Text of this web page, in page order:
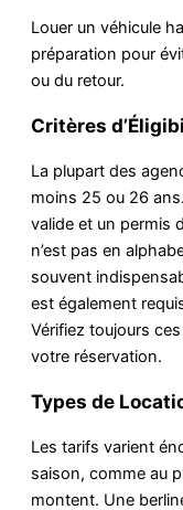
Louer un véhicule
préparation pour
ou du retour.
Critères
La plupart des
moins 25 ou 26
valide et un permis
n’est pas en
souvent
est également
Vérifiez toujours
votre réservation.
Types de
Les tarifs varient
saison, comme au
montent. Une